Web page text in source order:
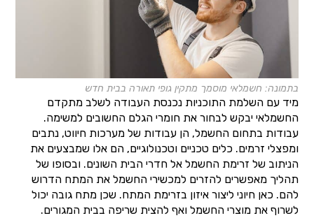
בתמונה: חשמלאי מוסמך מתקין גופי תאורה בבית חדש
מיד עם השלמת התוכניות נכנסת העבודה לשלב מתקדם
החשמלאי יבקש לבחור את חומרי הגלם החשובים למשימה.
עבודות בתחום החשמל, הן עבודות של מערכות חיווט, נתבים
ומפצלי זרמים. כלים טכניים וטכנולוגיים, הם אלו שמבצעים את
הניתוב של זרימת החשמל אל חדרי הבית השונים. ובסופו של
תהליך מאפשרים להזרים למכשירי החשמל את המתח הדרוש
להם. כאן חיוני ליצור איזון בזרימת המתח. שכן מתח גובה יכול
לשרוף את מוצרי החשמל ואף להצית שריפה בבית המגורים.